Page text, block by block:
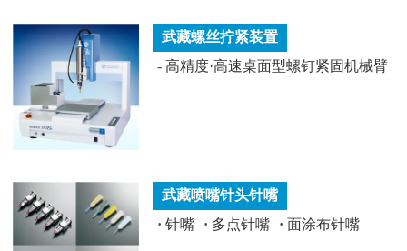
武藏螺丝拧紧装置
- 高精度·高速桌面型螺钉紧固机械臂
武藏喷嘴针头针嘴
· 针嘴 · 多点针嘴 · 面涂布针嘴